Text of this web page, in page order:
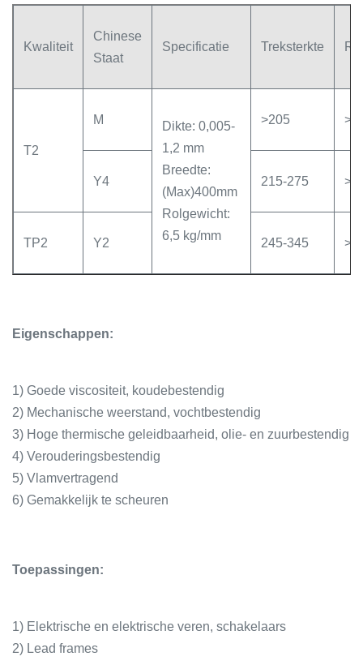
Kwaliteit
Chinese
Staat
Specificatie Treksterkte
T2
M
Dikte: 0,005-
1,2 mm
Breedte:
(Max)400mm
Rolgewicht:
6,5 kg/mm
>205
Y4 215-275
TP2 Y2 245-345 >8
Eigenschappen:
1) Goede viscositeit, koudebestendig
2) Mechanische weerstand, vochtbestendig
3) Hoge thermische geleidbaarheid, olie- en zuurbestendig
4) Verouderingsbestendig
5) Vlamvertragend
6) Gemakkelijk te scheuren
Toepassingen:
1) Elektrische en elektrische veren, schakelaars
2) Lead frames